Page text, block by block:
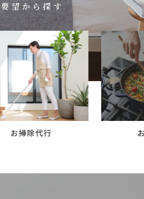
コラム
ご案内
お知らせ
家事スタッフ募集
働く仲間インタビュー
要望から探す
お掃除代行